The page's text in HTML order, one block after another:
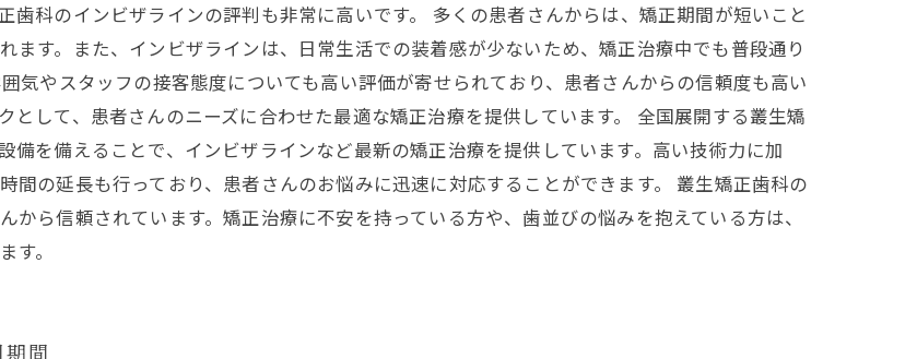
歯科のインビザラインの評判も非常に高いです。 多くの患者さんからは、矯正期間が短いこと
ます。また、インビザラインは、日常生活での装着感が少ないため、矯正治療中でも普段通り
気やスタッフの接客態度についても高い評価が寄せられており、患者さんからの信頼度も高い
として、患者さんのニーズに合わせた最適な矯正治療を提供しています。 全国展開する叢生矯
を備えることで、インビザラインなど最新の矯正治療を提供しています。高い技術力に加
間の延長も行っており、患者さんのお悩みに迅速に対応することができます。 叢生矯正歯科の
ら信頼されています。矯正治療に不安を持っている方や、歯並びの悩みを抱えている方は、
。
間